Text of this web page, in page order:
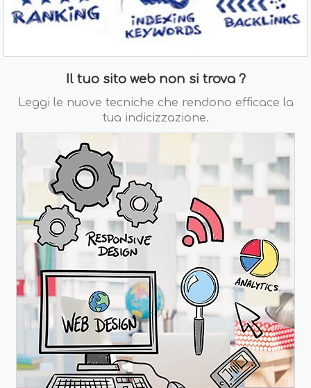
Il tuo sito web non si trova ?
Leggi le nuove tecniche che rendono efficace la
tua indicizzazione.